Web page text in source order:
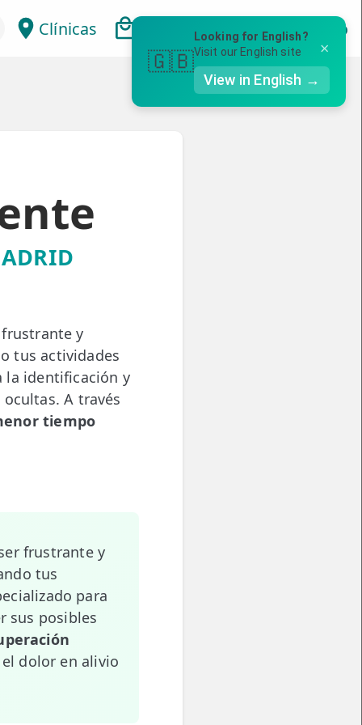
Clínicas Mi Área
y
tus actividades
la identificación y
A través
tiempo
frustrante y
tus
para
sus posibles
dolor en alivio
×
🇬🇧
Looking for English?
Visit our English site
View in English →